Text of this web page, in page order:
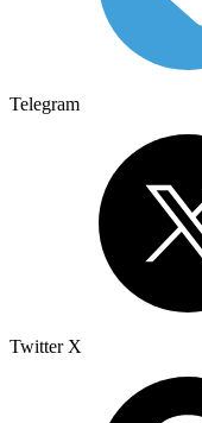
Telegram
Twitter X